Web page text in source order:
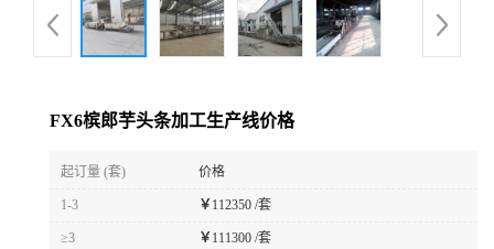
FX6槟郎芋头条加工生产线价格
起订量 (套) 价格
1-3 ￥ 112350 /套
≥3 ￥ 111300 /套